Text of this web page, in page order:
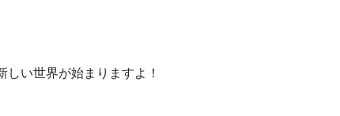
い世界が始まりますよ！